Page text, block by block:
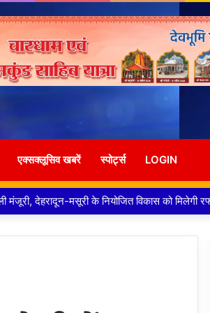
एक्सक्लूसिव खबरें स्पोर्ट्स LOGIN
प्रस्ताव तैयार करने के दिये निर्देश